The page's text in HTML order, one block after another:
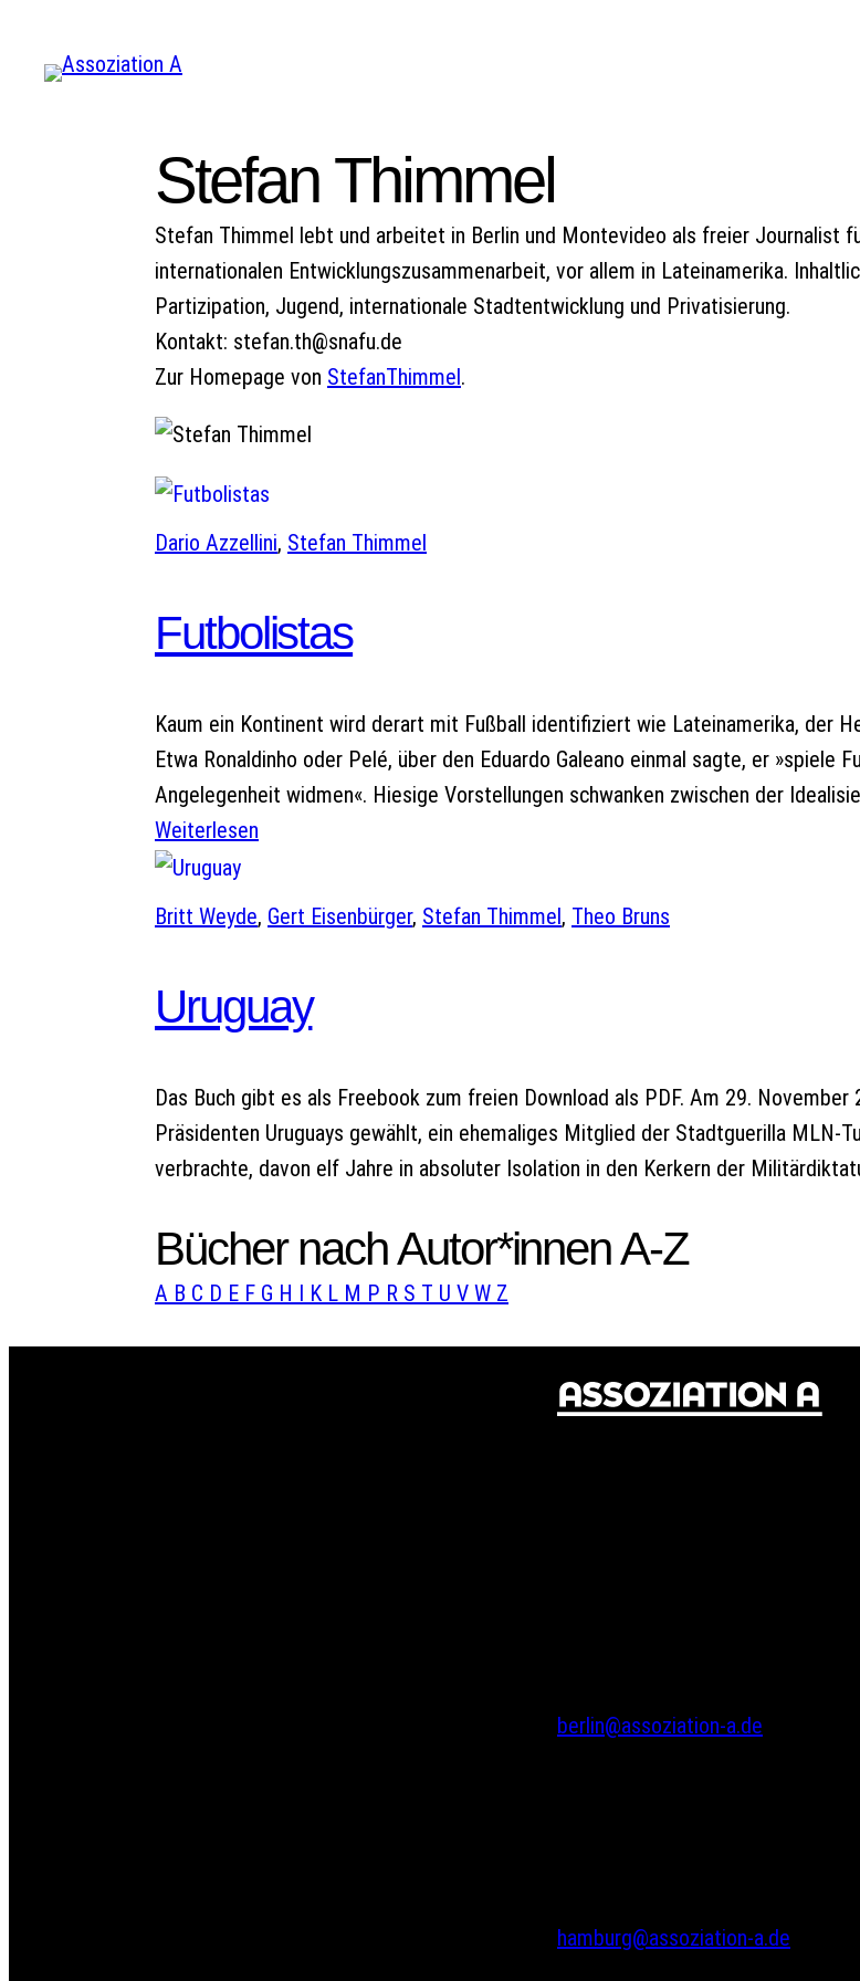
Inhalt
Stefan Thimmel
Stefan Thimmel lebt und arbeitet in Berlin und Montevideo als freier Journalist
internationalen Entwicklungszusammenarbeit, vor allem in Lateinamerika.
Partizipation, Jugend, internationale Stadtentwicklung und Privatisierung.
Kontakt: stefan.th@snafu.de
Zur Homepage von StefanThimmel.
Dario Azzellini, Stefan Thimmel
Futbolistas
Kaum ein Kontinent wird derart mit Fußball identifiziert wie Lateinamerika, der
Etwa Ronaldinho oder Pelé, über den Eduardo Galeano einmal sagte, er
Angelegenheit widmen«. Hiesige Vorstellungen schwanken zwischen der
Weiterlesen
Britt Weyde, Gert Eisenbürger, Stefan Thimmel, Theo Bruns
Uruguay
Das Buch gibt es als Freebook zum freien Download als PDF. Am 29.
Präsidenten Uruguays gewählt, ein ehemaliges Mitglied der Stadtguerilla MLN-
verbrachte, davon elf Jahre in absoluter Isolation in den Kerkern der
Bücher nach Autor*innen A-Z
A B C D E F G H I K L M P R S T U V W Z
berlin@assoziation-a.de
hamburg@assoziation-a.de